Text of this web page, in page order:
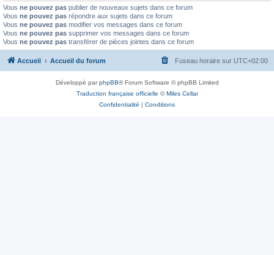
Vous ne pouvez pas publier de nouveaux sujets dans ce forum
Vous ne pouvez pas répondre aux sujets dans ce forum
Vous ne pouvez pas modifier vos messages dans ce forum
Vous ne pouvez pas supprimer vos messages dans ce forum
Vous ne pouvez pas transférer de pièces jointes dans ce forum
Accueil Accueil du forum Fuseau horaire sur UTC+02:00
Développé parphpBB® Forum Software © phpBB Limited
Traduction française officielle ©Miles Cellar
Confidentialité | Conditions